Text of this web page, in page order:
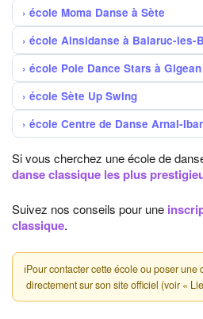
école Moma Danse à Sète
école Ainsidanse à Balaruc-les-
école Pole Dance Stars à Gigean
école Sète Up Swing
école Centre de Danse Arnal-
Si vous cherchez une école de
danse classique les plus
Suivez nos conseils pour une
classique.
ℹPour contacter cette école ou poser une
directement sur son site officiel (voir «